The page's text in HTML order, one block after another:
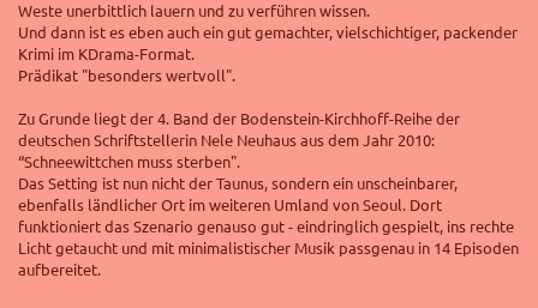
Weste unerbittlich lauern und zu verführen wissen.
Und dann ist es eben auch ein gut gemachter, vielschichtiger, packender
Krimi im KDrama-Format.
Prädikat "besonders wertvoll".
Zu Grunde liegtder 4. Band der Bodenstein-Kirchhoff-Reihe der
deutschen Schriftstellerin Nele Neuhausaus dem Jahr 2010:
“Schneewittchen muss sterben".
Das Setting ist nun nicht der Taunus, sondern ein unscheinbarer,
ebenfalls ländlicher Ort im weiteren Umland von Seoul. Dort
funktioniert das Szenario genauso gut - eindringlich gespielt, ins rechte
Licht getaucht und mit minimalistischer Musik passgenau in 14 Episoden
aufbereitet.